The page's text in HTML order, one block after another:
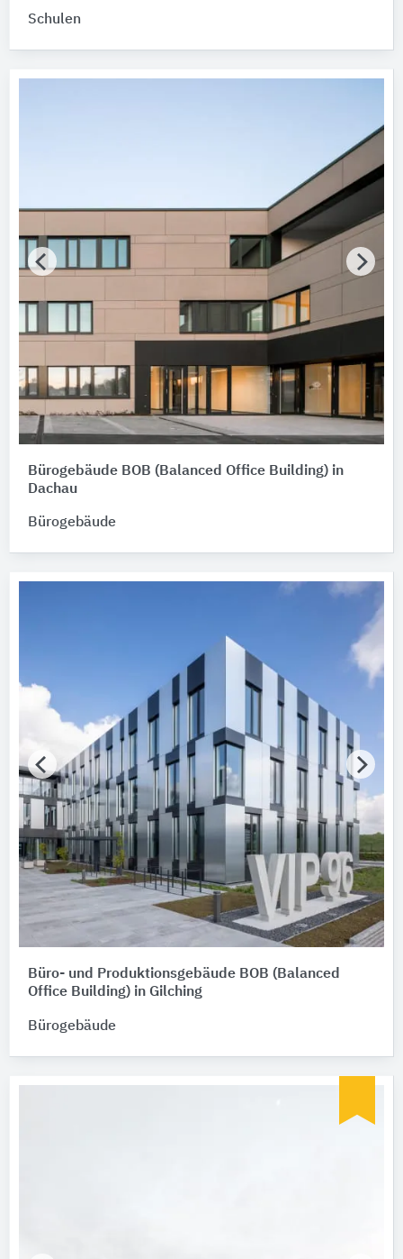
Schulen
Bürogebäude BOB (Balanced Office Building) in
Dachau
Bürogebäude
Büro- und Produktionsgebäude BOB (Balanced
Office Building) in Gilching
Bürogebäude